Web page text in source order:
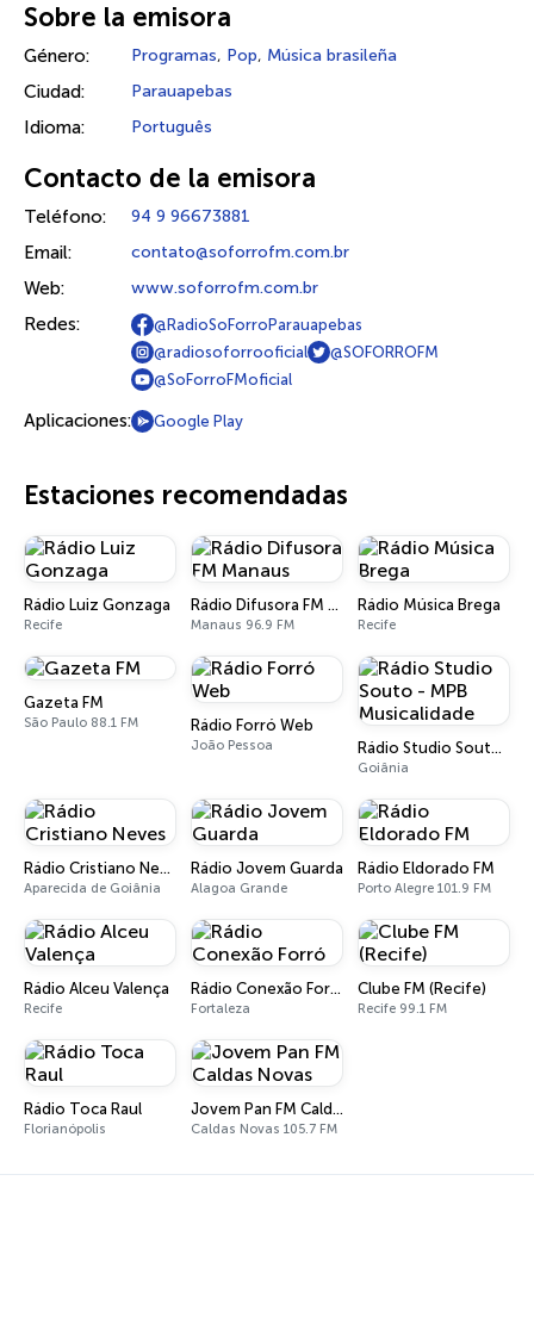
Sobre la emisora
Género: Programas, Pop, Música brasileña
Ciudad: Parauapebas
Idioma: Português
Contacto de la emisora
Teléfono: 94 9 96673881
Email: contato@soforrofm.com.br
Web: www.soforrofm.com.br
Redes:
@RadioSoForroParauapebas
@radiosoforrooficial
@SOFORROFM
@SoForroFMoficial
Aplicaciones: Google Play
Estaciones recomendadas
Rádio Luiz Gonzaga
Recife
Rádio Difusora FM Manaus
Manaus 96.9 FM
Rádio Música Brega
Recife
Gazeta FM
São Paulo 88.1 FM Rádio Forró Web
João Pessoa Rádio Studio Souto - MPB Musicalidade
Goiânia
Rádio Cristiano Neves
Aparecida de Goiânia
Rádio Jovem Guarda
Alagoa Grande
Rádio Eldorado FM
Porto Alegre 101.9 FM
Rádio Alceu Valença
Recife
Rádio Conexão Forró
Fortaleza
Clube FM (Recife)
Recife 99.1 FM
Rádio Toca Raul
Florianópolis
Jovem Pan FM Caldas Novas
Caldas Novas 105.7 FM